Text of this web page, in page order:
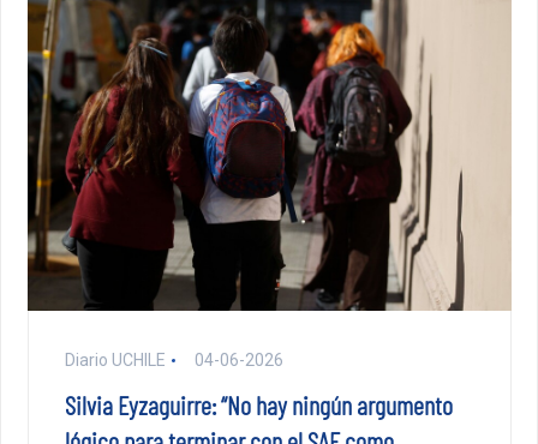
Diario UCHILE 04-06-2026
Silvia Eyzaguirre: “No hay ningún argumento